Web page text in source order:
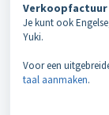
Verkoopfactuur
Je kunt ook
Yuki.
Voor een
taal aanmaken.